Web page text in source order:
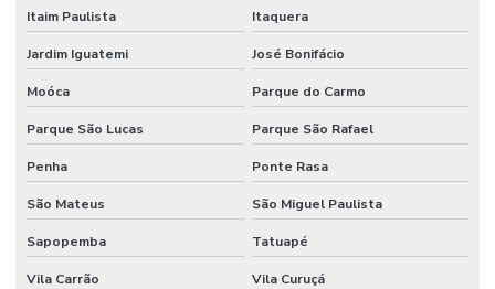
Itaim Paulista Itaquera
Jardim Iguatemi José Bonifácio
Moóca Parque do Carmo
Parque São Lucas Parque São Rafael
Penha Ponte Rasa
São Mateus São Miguel Paulista
Sapopemba Tatuapé
Vila Carrão Vila Curuçá